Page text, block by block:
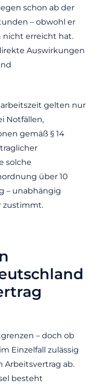
schon ab der
– obwohl er
nicht erreicht hat.
Auswirkungen
gelten nur
Notfällen,
gemäß § 14
solche
über 10
– unabhängig
zustimmt.
– doch ob
Einzelfall zulässig
Arbeitsvertrag ab.
besteht